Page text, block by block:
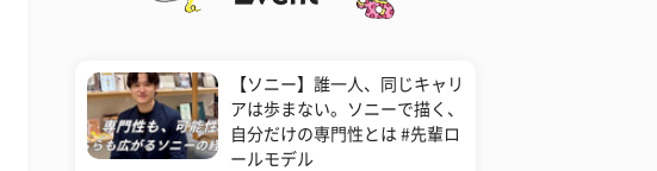
【ソニー】誰一人、同じキャリ
アは歩まない。ソニーで描く、
自分だけの専門性とは #先輩ロ
ールモデル